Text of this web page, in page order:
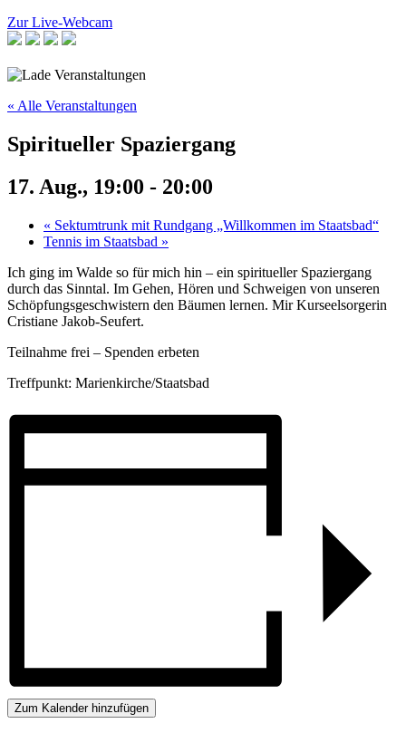
Zur Live-Webcam
« Alle Veranstaltungen
Spiritueller Spaziergang
17. Aug., 19:00 - 20:00
« Sektumtrunk mit Rundgang „Willkommen im Staatsbad“
Tennis im Staatsbad »
Ich ging im Walde so für mich hin – ein spiritueller Spaziergang
durch das Sinntal. Im Gehen, Hören und Schweigen von unseren
Schöpfungsgeschwistern den Bäumen lernen. Mir Kurseelsorgerin
Cristiane Jakob-Seufert.
Teilnahme frei – Spenden erbeten
Treffpunkt: Marienkirche/Staatsbad
Zum Kalender hinzufügen